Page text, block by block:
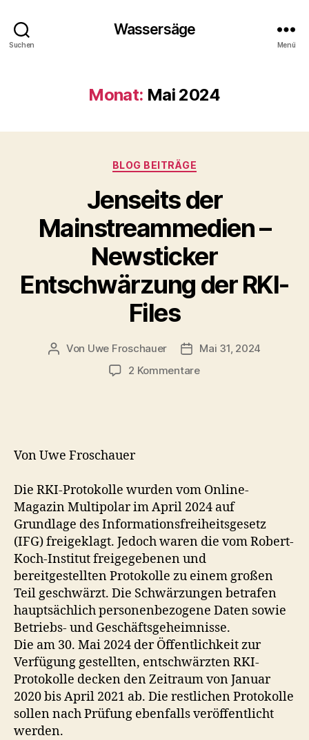
Suchen
Wassersäge
Menü
Monat: Mai 2024
Kategorien
BLOG BEITRÄGE
Jenseits der
Mainstreammedien –
Newsticker
Entschwärzung der RKI-
Files
Beitragsautor
Von Uwe Froschauer Beitragsdatum
Mai 31, 2024
2 Kommentarezu
s
d
e
r
M
a
i
n
s
t
r
e
m
m
e
Von Uwe Froschauer
Die RKI-Protokolle wurden vom Online-
Magazin Multipolar im April 2024 auf
Grundlage des Informationsfreiheitsgesetz
(IFG) freigeklagt. Jedoch waren die vom Robert-
Koch-Institut freigegebenen und
bereitgestellten Protokolle zu einem großen
Teil geschwärzt. Die Schwärzungen betrafen
hauptsächlich personenbezogene Daten sowie
Betriebs- und Geschäftsgeheimnisse.
Die am 30. Mai 2024 der Öffentlichkeit zur
Verfügung gestellten, entschwärzten RKI-
Protokolle decken den Zeitraum von Januar
2020 bis April 2021 ab. Die restlichen Protokolle
sollen nach Prüfung ebenfalls veröffentlicht
werden.